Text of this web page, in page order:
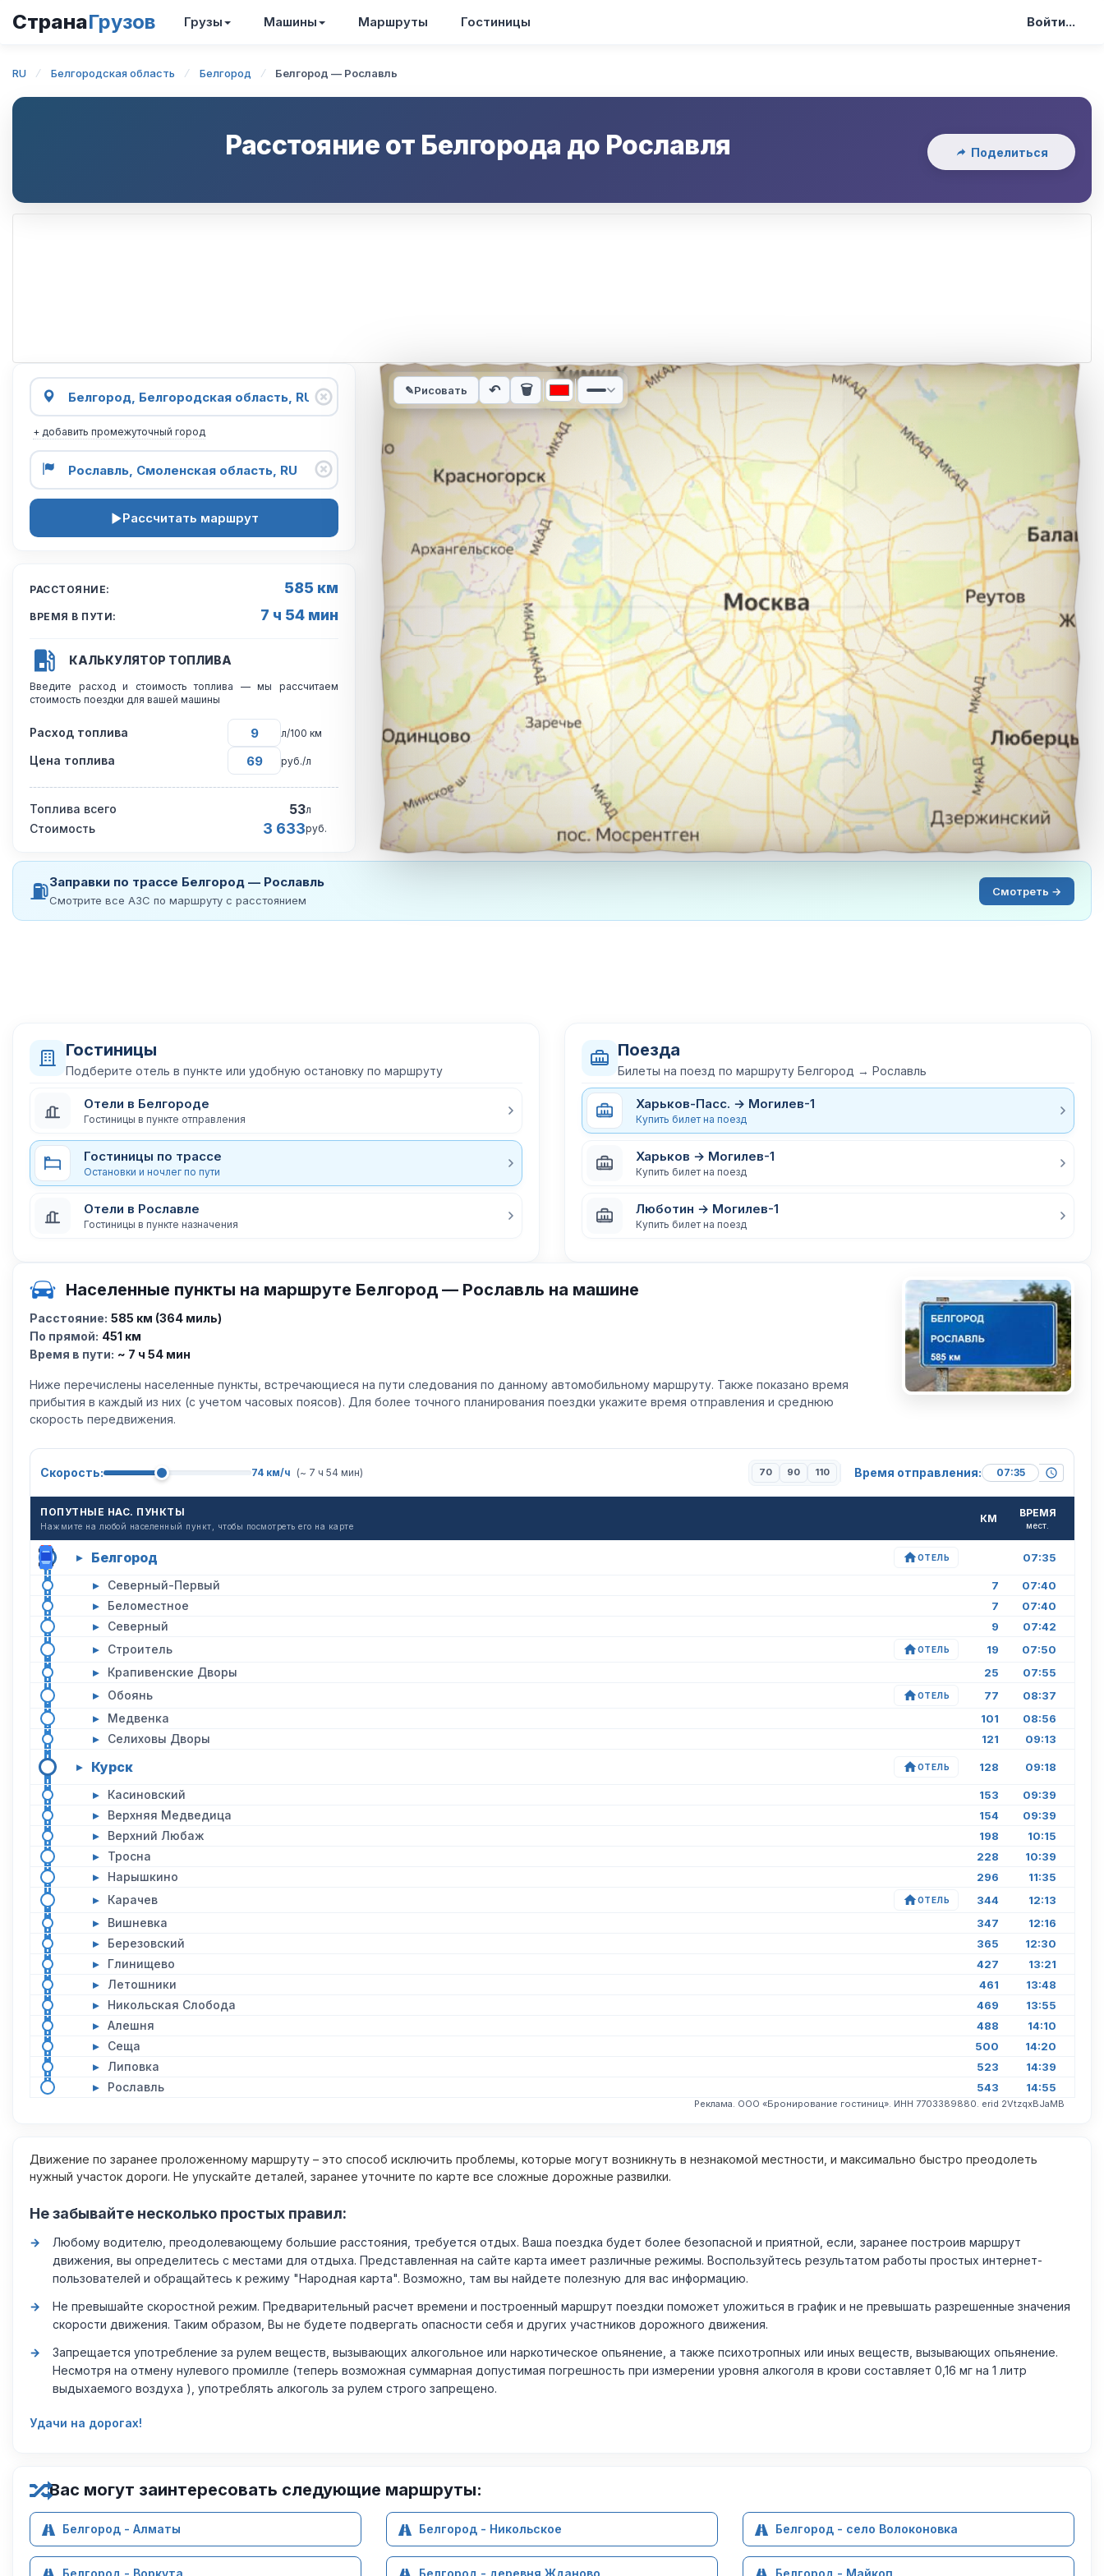
СтранаГрузов Грузы Машины Маршруты Гостиницы Войти...
RU Белгородская область Белгород Белгород — Рославль
Расстояние от Белгорода до Рославля Поделиться
+ добавить промежуточный город
Рассчитать маршрут
РАССТОЯНИЕ: 585 км
ВРЕМЯ В ПУТИ: 7 ч 54 мин
КАЛЬКУЛЯТОР ТОПЛИВА
Введите расход и стоимость топлива — мы рассчитаем
стоимость поездки для вашей машины
Расход топлива л/100 км
Цена топлива руб./л
Топлива всего 53л
Стоимость 3 633руб.
Интерактивная карта автомобильного маршрута из города Белгород в город Рославль.
✎Рисовать ↶ 🗑
⛽Заправки по трассе Белгород — Рославль
Смотрите все АЗС по маршруту с расстоянием
Смотреть →
Гостиницы
Подберите отель в пункте или удобную остановку по маршруту
Отели в Белгороде
Гостиницы в пункте отправления
Гостиницы по трассе
Остановки и ночлег по пути
Отели в Рославле
Гостиницы в пункте назначения
Поезда
Билеты на поезд по маршруту Белгород → Рославль
Харьков-Пасс. → Могилев-1
Купить билет на поезд
Харьков → Могилев-1
Купить билет на поезд
Люботин → Могилев-1
Купить билет на поезд
Населенные пункты на маршруте Белгород — Рославль на машине
Расстояние: 585 км (364 миль)
По прямой: 451 км
Время в пути: ~ 7 ч 54 мин
Ниже перечислены населенные пункты, встречающиеся на пути следования по данному автомобильному маршруту. Также показано время
прибытия в каждый из них (с учетом часовых поясов). Для более точного планирования поездки укажите время отправления и среднюю
скорость передвижения.
Скорость: 74 км/ч (~ 7 ч 54 мин) 70 90 110 Время отправления:
ПОПУТНЫЕ НАС. ПУНКТЫ
Нажмите на любой населенный пункт, чтобы посмотреть его на карте
КМ ВРЕМЯ
мест.
▸ Белгород ОТЕЛЬ 07:35
▸ Северный-Первый 7 07:40
▸ Беломестное 7 07:40
▸ Северный 9 07:42
▸ Строитель ОТЕЛЬ 19 07:50
▸ Крапивенские Дворы 25 07:55
▸ Обоянь ОТЕЛЬ 77 08:37
▸ Медвенка 101 08:56
▸ Селиховы Дворы 121 09:13
▸ Курск ОТЕЛЬ 128 09:18
▸ Касиновский 153 09:39
▸ Верхняя Медведица 154 09:39
▸ Верхний Любаж 198 10:15
▸ Тросна 228 10:39
▸ Нарышкино 296 11:35
▸ Карачев ОТЕЛЬ 344 12:13
▸ Вишневка 347 12:16
▸ Березовский 365 12:30
▸ Глинищево 427 13:21
▸ Летошники 461 13:48
▸ Никольская Слобода 469 13:55
▸ Алешня 488 14:10
▸ Сеща 500 14:20
▸ Липовка 523 14:39
▸ Рославль 543 14:55
Реклама. ООО «Бронирование гостиниц». ИНН 7703389880. erid 2VtzqxBJaMB
Движение по заранее проложенному маршруту – это способ исключить проблемы, которые могут возникнуть в незнакомой местности, и максимально быстро преодолеть
нужный участок дороги. Не упускайте деталей, заранее уточните по карте все сложные дорожные развилки.
Не забывайте несколько простых правил:
Любому водителю, преодолевающему большие расстояния, требуется отдых. Ваша поездка будет более безопасной и приятной, если, заранее построив маршрут
движения, вы определитесь с местами для отдыха. Представленная на сайте карта имеет различные режимы. Воспользуйтесь результатом работы простых интернет-
пользователей и обращайтесь к режиму "Народная карта". Возможно, там вы найдете полезную для вас информацию.
Не превышайте скоростной режим. Предварительный расчет времени и построенный маршрут поездки поможет уложиться в график и не превышать разрешенные значения
скорости движения. Таким образом, Вы не будете подвергать опасности себя и других участников дорожного движения.
Запрещается употребление за рулем веществ, вызывающих алкогольное или наркотическое опьянение, а также психотропных или иных веществ, вызывающих опьянение.
Несмотря на отмену нулевого промилле (теперь возможная суммарная допустимая погрешность при измерении уровня алкоголя в крови составляет 0,16 мг на 1 литр
выдыхаемого воздуха ), употреблять алкоголь за рулем строго запрещено.
Удачи на дорогах!
Вас могут заинтересовать следующие маршруты:
Белгород - Алматы Белгород - Никольское Белгород - село Волоконовка
Белгород - Воркута Белгород - деревня Жданово Белгород - Майкоп